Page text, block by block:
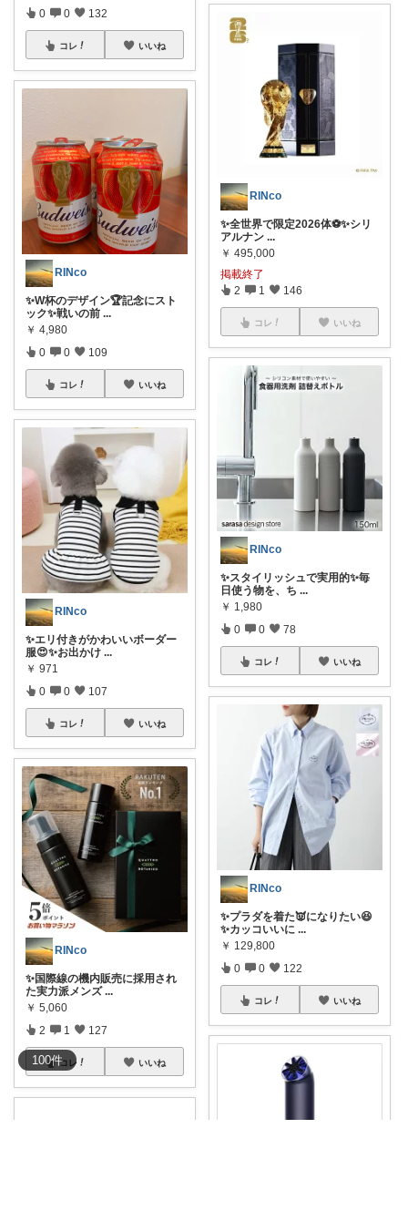
100件
0 0 132
コレ いいね
RINco
✨W杯のデザイン🏆記念にスト
ック✨戦いの前 ...
￥ 4,980
0 0 109
コレ いいね
RINco
✨エリ付きがかわいいボーダー
服😍✨お出かけ ...
￥ 971
0 0 107
コレ いいね
RINco
✨国際線の機内販売に採用され
た実力派メンズ ...
￥ 5,060
2 1 127
コレ いいね
RINco
✨全世界で限定2026体⚽️✨シリ
アルナン ...
￥ 495,000
掲載終了
2 1 146
コレ いいね
RINco
✨スタイリッシュで実用的✨毎
日使う物を、ち ...
￥ 1,980
0 0 78
コレ いいね
RINco
✨プラダを着た👿になりたい😆
✨カッコいいに ...
￥ 129,800
0 0 122
コレ いいね